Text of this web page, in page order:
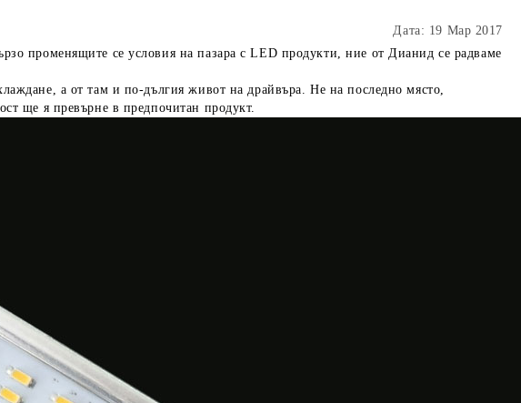
Дата: 19 Мар 2017
променящите се условия на пазара с LED продукти, ние от Дианид се радваме
а от там и по-дългия живот на драйвъра. Не на последно място,
ще я превърне в предпочитан продукт.